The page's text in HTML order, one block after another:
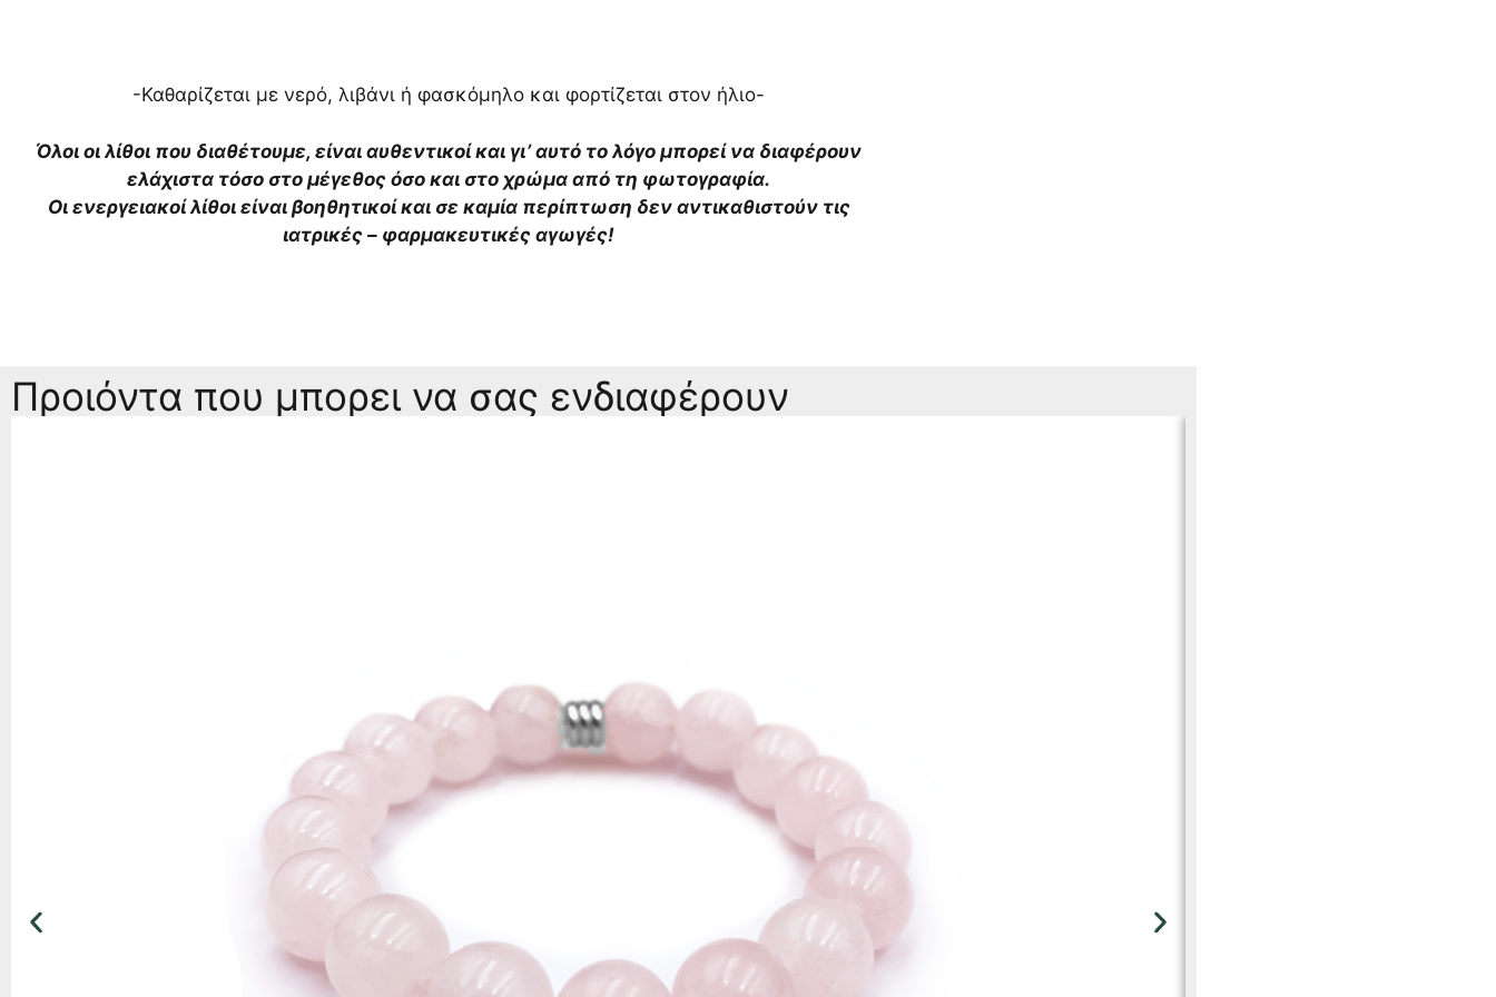
-Καθαρίζεται με νερό, λιβάνι ή φασκόμηλο και φορτίζεται στον ήλιο-
Όλοι οι λίθοι που διαθέτουμε, είναι αυθεντικοί και γι’ αυτό το λόγο μπορεί να διαφέρουν
ελάχιστα τόσο στο μέγεθος όσο και στο χρώμα από τη φωτογραφία.
Οι ενεργειακοί λίθοι είναι βοηθητικοί και σε καμία περίπτωση δεν αντικαθιστούν τις
ιατρικές – φαρμακευτικές αγωγές!
Προιόντα που μπορει να σας ενδιαφέρουν